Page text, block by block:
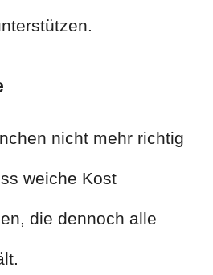
nicht mehr richtig
weiche Kost
die dennoch alle